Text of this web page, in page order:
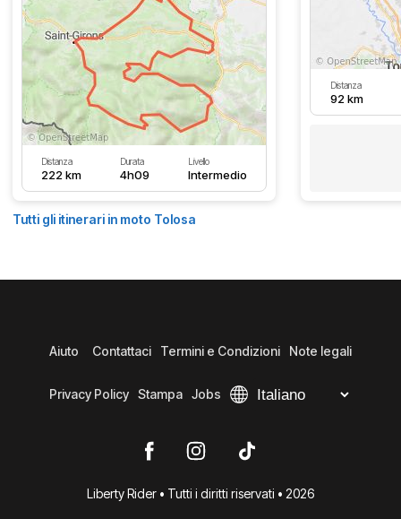
Distanza
222 km
Durata
4h09
Livello
Intermedio
Distanza
92 km
Tutti gli itinerari in moto Tolosa
Aiuto Contattaci Termini e Condizioni Note legali
Privacy Policy Stampa Jobs
Liberty Rider • Tutti i diritti riservati • 2026